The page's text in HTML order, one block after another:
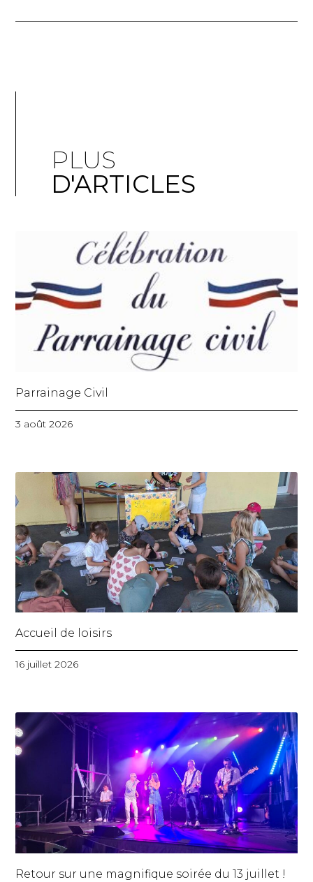
PLUS
D'ARTICLES
Parrainage Civil
3 août 2026
Accueil de loisirs
16 juillet 2026
Retour sur une magnifique soirée du 13 juillet !